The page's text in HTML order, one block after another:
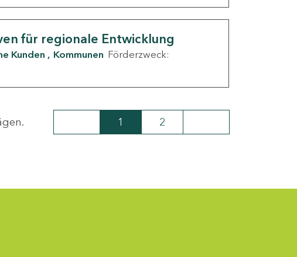
für regionale Entwicklung
Kunden Kommunen Förderzweck:
Seite
1 Seite
2